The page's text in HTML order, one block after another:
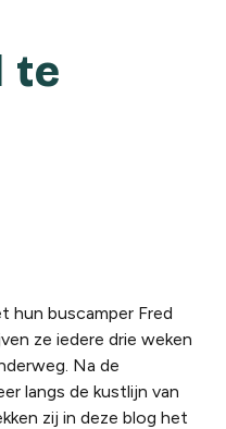
te
hun buscamper Fred
ze iedere drie weken
Na de
langs de kustlijn van
zij in deze blog het